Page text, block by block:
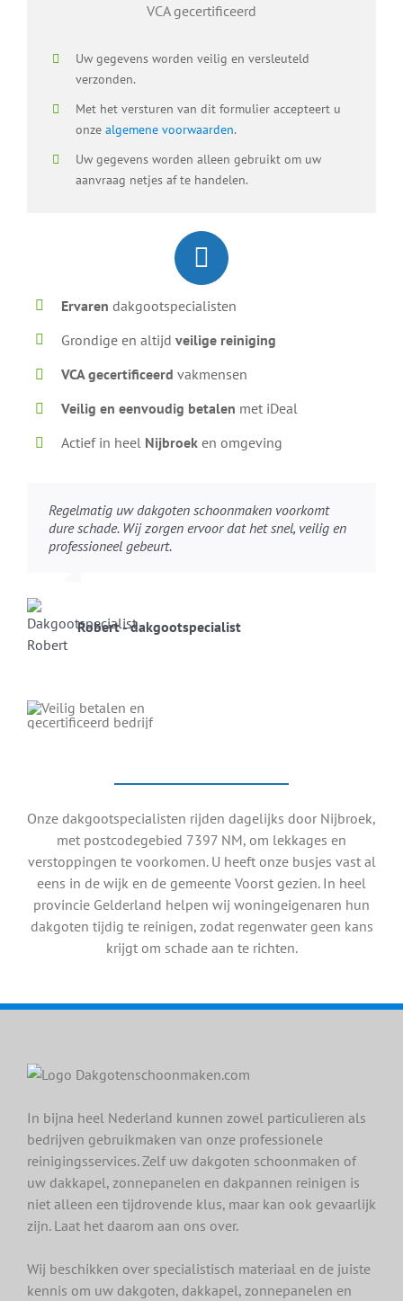
VCA gecertificeerd
Uw gegevens worden veilig en versleuteld
verzonden.
Met het versturen van dit formulier accepteert u
onze algemene voorwaarden.
Uw gegevens worden alleen gebruikt om uw
aanvraag netjes af te handelen.
Ervaren dakgootspecialisten
Grondige en altijdveilige reiniging
VCA gecertificeerdvakmensen
Veilig en eenvoudig betalen met iDeal
Actief in heel Nijbroek en omgeving
Regelmatig uw dakgoten schoonmaken voorkomt
dure schade. Wij zorgen ervoor dat het snel, veilig en
professioneel gebeurt.
Robert - dakgootspecialist
Onze dakgootspecialisten rijden dagelijks door Nijbroek,
met postcodegebied 7397 NM, om lekkages en
verstoppingen te voorkomen. U heeft onze busjes vast al
eens in de wijk en de gemeente Voorst gezien. In heel
provincie Gelderland helpen wij woningeigenaren hun
dakgoten tijdig te reinigen, zodat regenwater geen kans
krijgt om schade aan te richten.
In bijna heel Nederland kunnen zowel particulieren als
bedrijven gebruikmaken van onze professionele
reinigingsservices. Zelf uw dakgoten schoonmaken of
uw dakkapel, zonnepanelen en dakpannen reinigen is
niet alleen een tijdrovende klus, maar kan ook gevaarlijk
zijn. Laat het daarom aan ons over.
Wij beschikken over specialistisch materiaal en de juiste
kennis om uw dakgoten, dakkapel, zonnepanelen en